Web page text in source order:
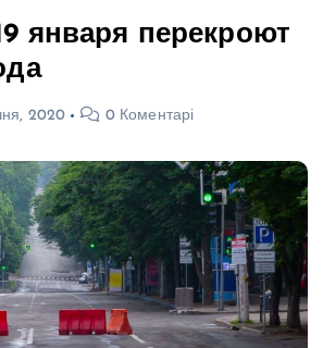
января перекроют
2020 0 Коментарі